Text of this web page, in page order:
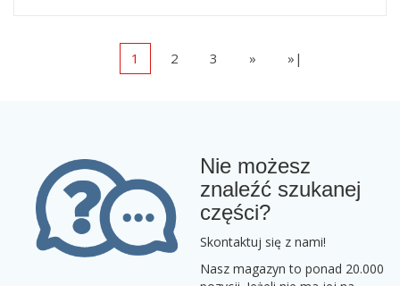
1 2 3 » »|
Nie możesz
znaleźć szukanej
części?
Skontaktuj się z nami!
Nasz magazyn to ponad 20.000